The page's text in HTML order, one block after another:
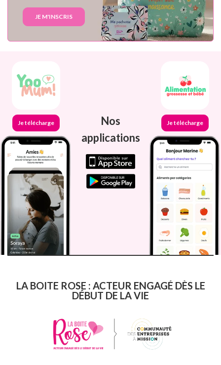
JE M'INSCRIS
Je télécharge
Nos
applications
Je télécharge
LA BOITE ROSE : ACTEUR ENGAGÉ DÈS LE
DÉBUT DE LA VIE